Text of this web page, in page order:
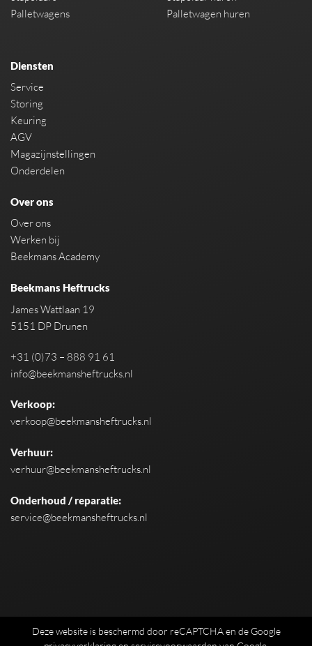
Palletwagens
Palletwagen huren
Diensten
Service
Storing
Keuring
AGV
Magazijnstellingen
Onderdelen
Over ons
Over ons
Werken bij
Beekmans Academy
Beekmans Heftrucks
James Wattlaan 19
5151 DP Drunen
+31 (0)73 – 888 91 61
info@beekmansheftrucks.nl
Verkoop:
verkoop@beekmansheftrucks.nl
Verhuur:
verhuur@beekmansheftrucks.nl
Onderhoud / reparatie:
service@beekmansheftrucks.nl
Deze website is beschermd door reCAPTCHA en de Google